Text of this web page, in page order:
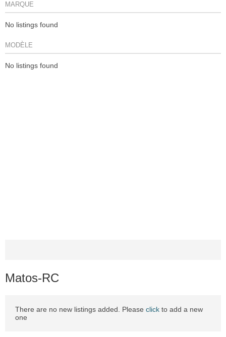
MARQUE
No listings found
MODÈLE
No listings found
Matos-RC
There are no new listings added. Please click to add a new
one